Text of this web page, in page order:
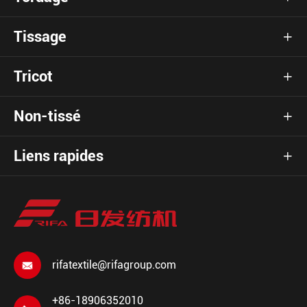
Tissage 
Tricot 
Non-tissé 
Liens rapides 
 rifatextile@rifagroup.com
+86-18906352010